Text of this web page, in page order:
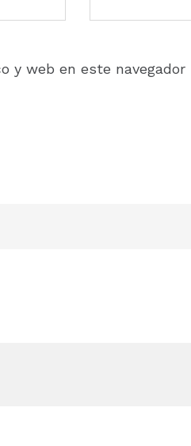
y web en este